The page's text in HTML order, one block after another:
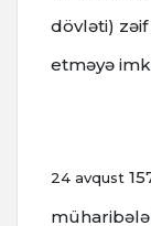
dövləti)
etməyə
24 avqust